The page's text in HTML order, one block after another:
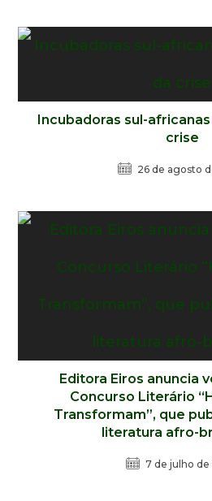
Incubadoras sul-
crise
26 de agosto
Editora Eiros anuncia
Concurso Literário
Transformam”, que
literatura afro-
7 de julho de